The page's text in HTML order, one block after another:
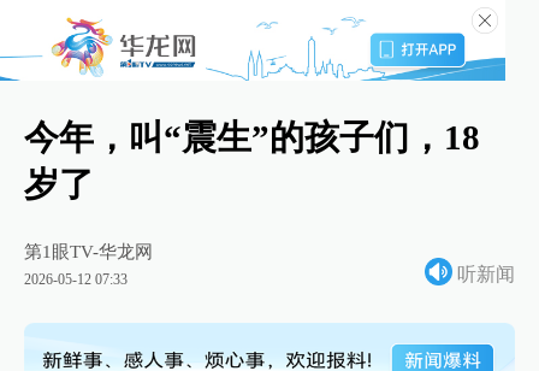
今年，叫“震生”的孩子们，18
岁了
第1眼TV-华龙网
2026-05-12 07:33 听新闻